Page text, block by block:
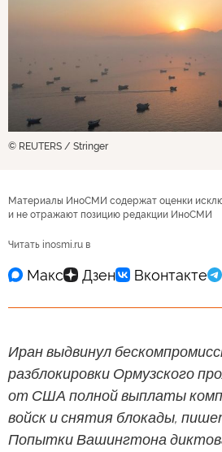
© REUTERS / Stringer
Материалы ИноСМИ содержат оценки
и не отражают позицию редакции ИноСМИ
Читать inosmi.ru в
Иран выдвинул
разблокировки Ормузского
от США полной выплаты
войск и снятия блокады,
Попытки Вашингтона